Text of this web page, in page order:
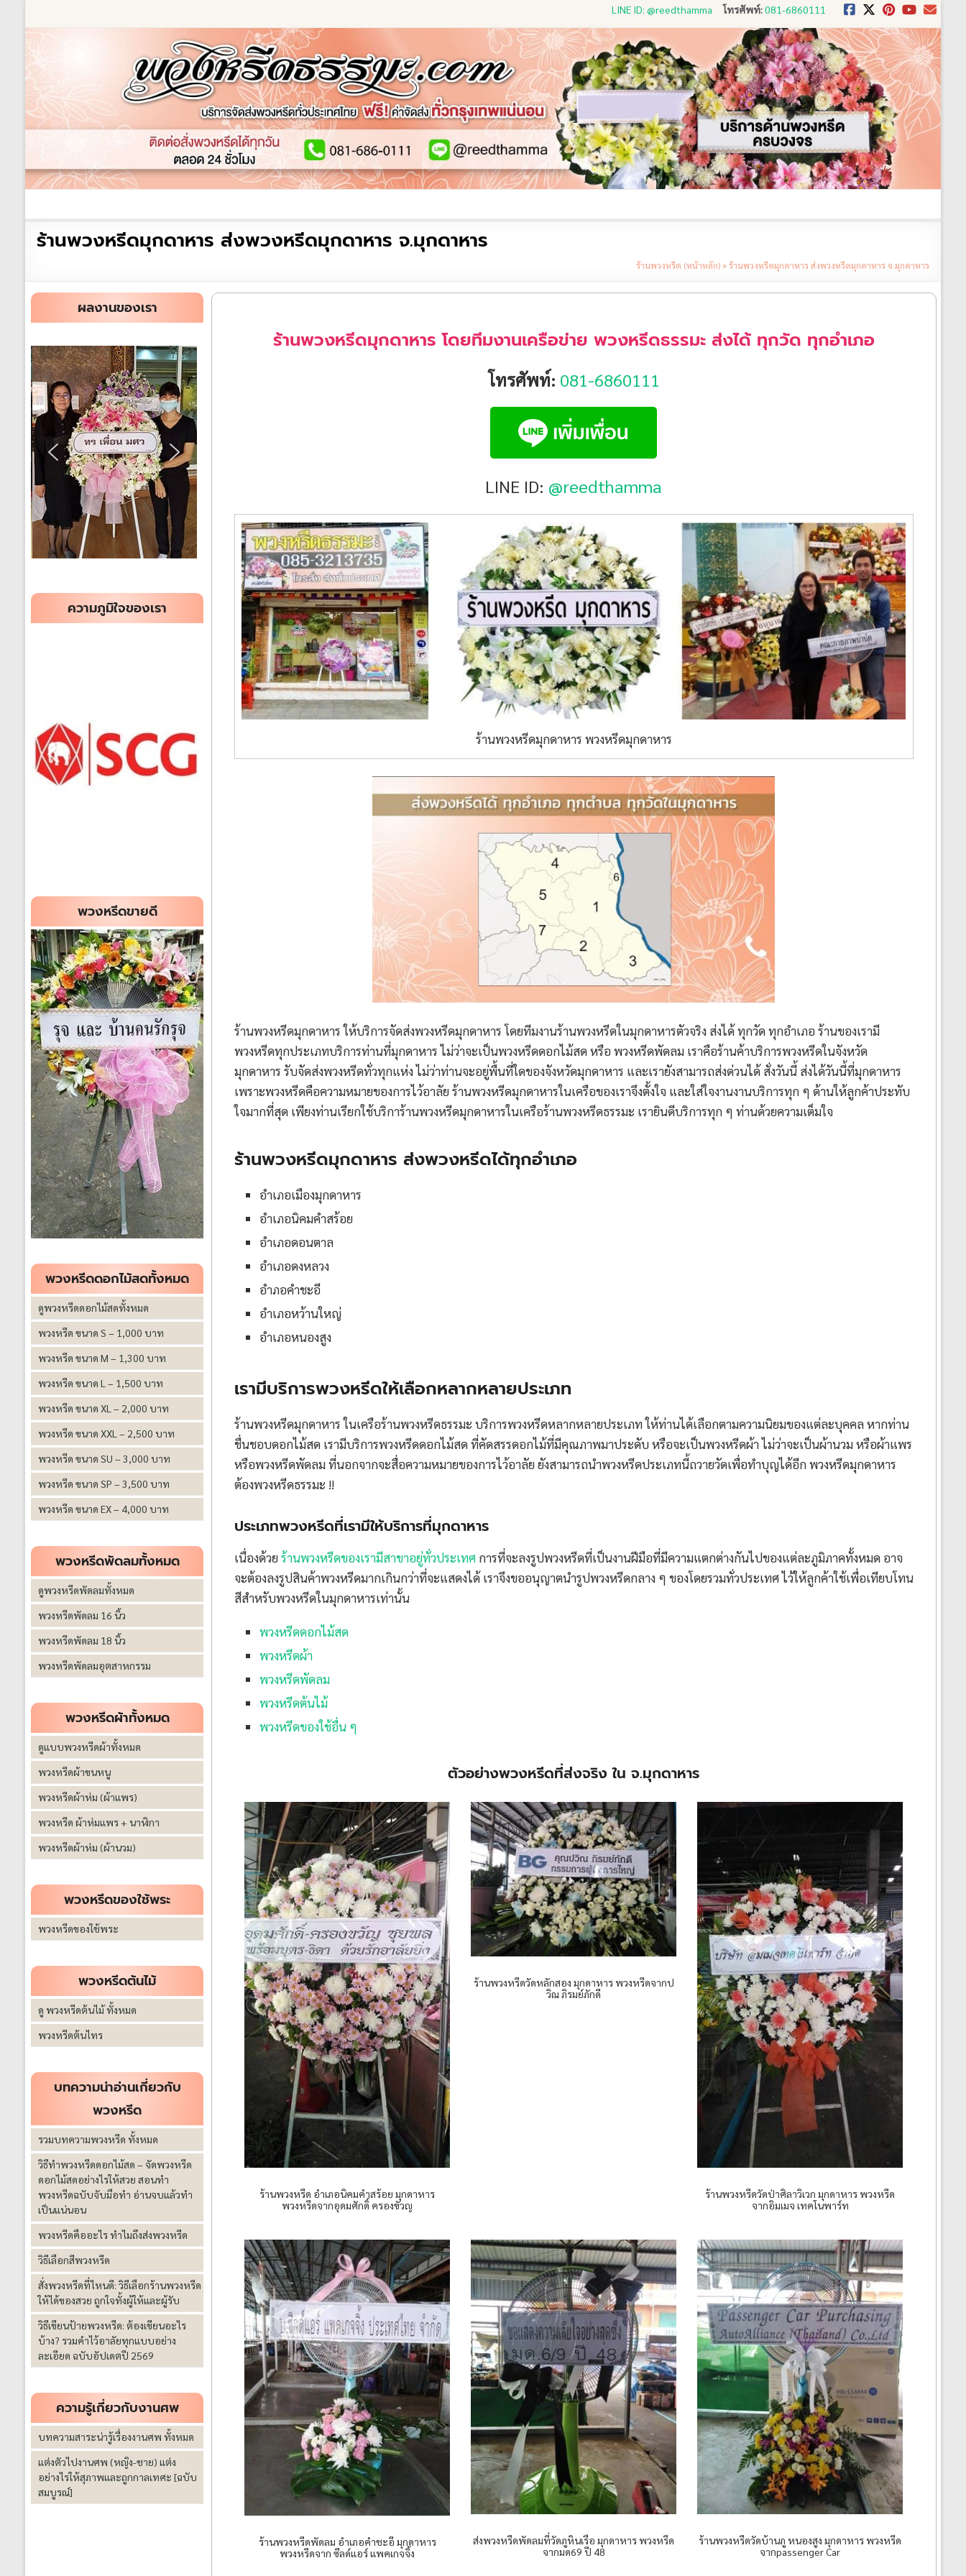
to
LINE ID: @reedthamma โทรศัพท์:081-6860111
ร้าน
พวงหรีด
ธรรมะ
ส่ง
ได้
ทั่ว
ประเทศ
ร้าน
พวงหรีด
ส่ง
พวงหรีด
ทั่ว
ประเทศ
ร้านพวงหรีดมุกดาหาร ส่งพวงหรีดมุกดาหาร จ.มุกดาหาร
ร้านพวงหรีด (หน้าหลัก)»ร้านพวงหรีดมุกดาหาร ส่งพวงหรีดมุกดาหาร จ.มุกดาหาร
ร้านพวงหรีดมุกดาหาร โดยทีมงานเครือข่าย พวงหรีดธรรมะ ส่งได้ ทุกวัด ทุกอำเภอ
โทรศัพท์: 081-6860111
LINE ID: @reedthamma
ร้านพวงหรีดมุกดาหาร พวงหรีดมุกดาหาร
ร้านพวงหรีดมุกดาหาร ให้บริการจัดส่งพวงหรีดมุกดาหาร โดยทีมงานร้านพวงหรีดในมุกดาหารตัวจริง ส่งได้ ทุกวัด ทุกอำเภอ ร้านของเรามี
พวงหรีดทุกประเภทบริการท่านที่มุกดาหาร ไม่ว่าจะเป็นพวงหรีดดอกไม้สด หรือ พวงหรีดพัดลม เราคือร้านค้าบริการพวงหรีดในจังหวัด
มุกดาหาร รับจัดส่งพวงหรีดทั่วทุกแห่ง ไม่ว่าท่านจะอยู่พื้นที่ใดของจังหวัดมุกดาหาร และเรายังสามารถส่งด่วนได้ สั่งวันนี้ ส่งได้วันนี้ที่มุกดาหาร
เพราะพวงหรีดคือความหมายของการไว้อาลัย ร้านพวงหรีดมุกดาหารในเครือของเราจึงตั้งใจ และใส่ใจงานงานบริการทุก ๆ ด้านให้ลูกค้าประทับ
ใจมากที่สุด เพียงท่านเรียกใช้บริการ้านพวงหรีดมุกดาหารในเครือร้านพวงหรีดธรรมะ เรายินดีบริการทุก ๆ ท่านด้วยความเต็มใจ
ร้านพวงหรีดมุกดาหาร ส่งพวงหรีดได้ทุกอำเภอ
อำเภอเมืองมุกดาหาร
อำเภอนิคมคำสร้อย
อำเภอดอนตาล
อำเภอดงหลวง
อำภอคำชะอี
อำเภอหว้านใหญ่
อำเภอหนองสูง
เรามีบริการพวงหรีดให้เลือกหลากหลายประเภท
ร้านพวงหรีดมุกดาหาร ในเครือร้านพวงหรีดธรรมะ บริการพวงหรีดหลากหลายประเภท ให้ท่านได้เลือกตามความนิยมของแต่ละบุคคล หากท่าน
ชื่นชอบดอกไม้สด เรามีบริการพวงหรีดดอกไม้สด ที่คัดสรรดอกไม้ที่มีคุณภาพมาประดับ หรือจะเป็นพวงหรีดผ้า ไม่ว่าจะเป็นผ้านวม หรือผ้าแพร
หรือพวงหรีดพัดลม ที่นอกจากจะสื่อความหมายของการไว้อาลัย ยังสามารถนำพวงหรีดประเภทนี้ถวายวัดเพื่อทำบุญได้อีก พวงหรีดมุกดาหาร
ต้องพวงหรีดธรรมะ !!
ประเภทพวงหรีดที่เรามีให้บริการที่มุกดาหาร
เนื่องด้วย ร้านพวงหรีดของเรามีสาขาอยู่ทั่วประเทศการที่จะลงรูปพวงหรีดที่เป็นงานฝีมือที่มีความแตกต่างกันไปของแต่ละภูมิภาคทั้งหมด อาจ
จะต้องลงรูปสินค้าพวงหรีดมากเกินกว่าที่จะแสดงได้ เราจึงขออนุญาตนำรูปพวงหรีดกลาง ๆ ของโดยรวมทั่วประเทศ ไว้ให้ลูกค้าใช้เพื่อเทียบโทน
สีสำหรับพวงหรีดในมุกดาหารเท่านั้น
พวงหรีดดอกไม้สด
พวงหรีดผ้า
พวงหรีดพัดลม
พวงหรีดต้นไม้
พวงหรีดของใช้อื่น ๆ
ตัวอย่างพวงหรีดที่ส่งจริง ใน จ.มุกดาหาร
ร้านพวงหรีด อำเภอนิคมคำสร้อย มุกดาหาร
พวงหรีดจากอุดมศักดิ์ ครองขัวญ
ร้านพวงหรีดวัดหลักสอง มุกดาหาร พวงหรีดจากป
วิณ ภิรมย์ภักดี
ร้านพวงหรีดวัดป่าศิลาวิเวก มุกดาหาร พวงหรีด
จากอิมเมจ เทคโนพาร์ท
ร้านพวงหรีดพัดลม อำเภอคำชะอี มุกดาหาร
พวงหรีดจาก ซีลด์แอร์ แพคเกจจิ้ง
ส่งพวงหรีดพัดลมที่วัดภูหินเรือ มุกดาหาร พวงหรีด
จากมด69 ปี 48
ร้านพวงหรีดวัดบ้านภู หนองสูง มุกดาหาร พวงหรีด
จากpassenger Car
ผลงานของเรา
ความภูมิใจของเรา
พวงหรีดขายดี
พวงหรีดดอกไม้สดทั้งหมด
ดูพวงหรีดดอกไม้สดทั้งหมด
พวงหรีด ขนาด S – 1,000 บาท
พวงหรีด ขนาด M – 1,300 บาท
พวงหรีด ขนาด L – 1,500 บาท
พวงหรีด ขนาด XL – 2,000 บาท
พวงหรีด ขนาด XXL – 2,500 บาท
พวงหรีด ขนาด SU – 3,000 บาท
พวงหรีด ขนาด SP – 3,500 บาท
พวงหรีด ขนาด EX – 4,000 บาท
พวงหรีดพัดลมทั้งหมด
ดูพวงหรีดพัดลมทั้งหมด
พวงหรีดพัดลม 16 นิ้ว
พวงหรีดพัดลม 18 นิ้ว
พวงหรีดพัดลมอุตสาหกรรม
พวงหรีดผ้าทั้งหมด
ดูแบบพวงหรีดผ้าทั้งหมด
พวงหรีดผ้าขนหนู
พวงหรีดผ้าห่ม (ผ้าแพร)
พวงหรีด ผ้าห่มแพร + นาฬิกา
พวงหรีดผ้าห่ม (ผ้านวม)
พวงหรีดของใช้พระ
พวงหรีดของใช้พระ
พวงหรีดต้นไม้
ดู พวงหรีดต้นไม้ ทั้งหมด
พวงหรีดต้นไทร
บทความน่าอ่านเกี่ยวกับ
พวงหรีด
รวมบทความพวงหรีด ทั้งหมด
วิธีทำพวงหรีดดอกไม้สด – จัดพวงหรีด
ดอกไม้สดอย่างไรให้สวย สอนทำ
พวงหรีดฉบับจับมือทำ อ่านจบแล้วทำ
เป็นแน่นอน
พวงหรีดคืออะไร ทำไมถึงส่งพวงหรีด
วิธีเลือกสีพวงหรีด
สั่งพวงหรีดที่ไหนดี: วิธีเลือกร้านพวงหรีด
ให้ได้ของสวย ถูกใจทั้งผู้ให้และผู้รับ
วิธีเขียนป้ายพวงหรีด: ต้องเขียนอะไร
บ้าง? รวมคำไว้อาลัยทุกแบบอย่าง
ละเอียด ฉบับอัปเดตปี 2569
ความรู้เกี่ยวกับงานศพ
บทความสาระน่ารู้เรื่องงานศพ ทั้งหมด
แต่งตัวไปงานศพ (หญิง-ชาย) แต่ง
อย่างไรให้สุภาพและถูกกาลเทศะ [ฉบับ
สมบูรณ์]